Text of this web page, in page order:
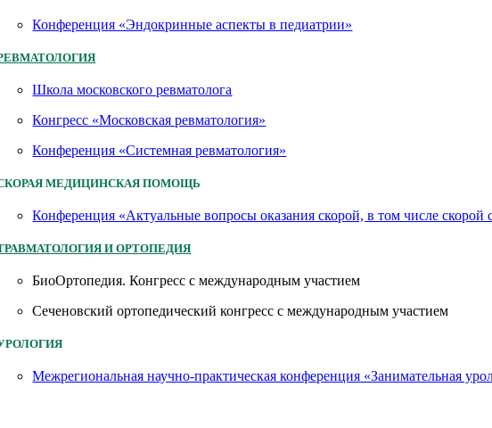
Конференция «Эндокринные аспекты в педиатрии»
Школа московского ревматолога
Конгресс «Московская ревматология»
Конференция «Системная ревматология»
МЕДИЦИНСКАЯ ПОМОЩЬ
Конференция «Актуальные вопросы оказания скорой, в том числе
И ОРТОПЕДИЯ
БиоОртопедия. Конгресс с международным участием
Сеченовский ортопедический конгресс с международным участием
Межрегиональная научно-практическая конференция «Занимательная